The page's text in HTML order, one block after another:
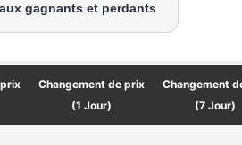
gagnants et perdants
Changement de prix
(1 Jour)
Changement
(7 Jour)